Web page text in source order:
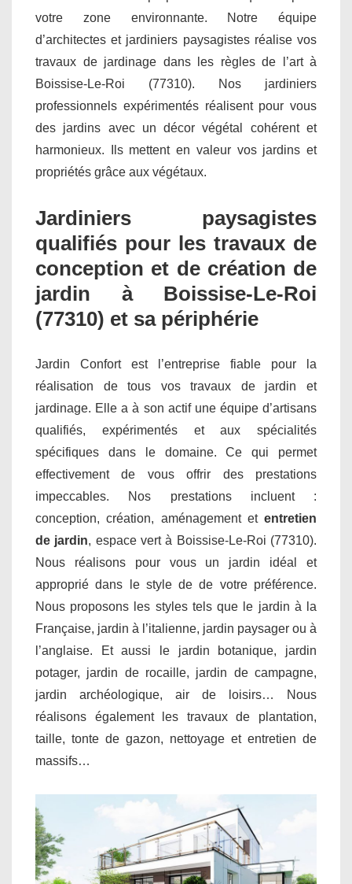
votre zone environnante. Notre équipe
d’architectes et jardiniers paysagistes réalise vos
travaux de jardinage dans les règles de l’art à
Boissise-Le-Roi (77310). Nos jardiniers
professionnels expérimentés réalisent pour vous
des jardins avec un décor végétal cohérent et
harmonieux. Ils mettent en valeur vos jardins et
propriétés grâce aux végétaux.
Jardiniers paysagistes
qualifiés pour les travaux de
conception et de création de
jardin à Boissise-Le-Roi
(77310) et sa périphérie
Jardin Confort est l’entreprise fiable pour la
réalisation de tous vos travaux de jardin et
jardinage. Elle a à son actif une équipe d’artisans
qualifiés, expérimentés et aux spécialités
spécifiques dans le domaine. Ce qui permet
effectivement de vous offrir des prestations
impeccables. Nos prestations incluent :
conception, création, aménagement et entretien
de jardin, espace vert à Boissise-Le-Roi (77310).
Nous réalisons pour vous un jardin idéal et
approprié dans le style de de votre préférence.
Nous proposons les styles tels que le jardin à la
Française, jardin à l’italienne, jardin paysager ou à
l’anglaise. Et aussi le jardin botanique, jardin
potager, jardin de rocaille, jardin de campagne,
jardin archéologique, air de loisirs… Nous
réalisons également les travaux de plantation,
taille, tonte de gazon, nettoyage et entretien de
massifs…